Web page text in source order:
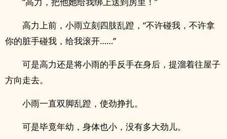
高力上前，小雨立刻四肢乱蹬，“不许碰我，不许拿
你的脏手碰我，给我滚开……”
可是高力还是将小雨的手反手在身后，提溜着往屋子
方向走去。
小雨一直双脚乱蹬，使劲挣扎。
可是毕竟年幼，身体也小，没有多大劲儿。